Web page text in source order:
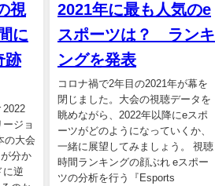
視
に
跡
2022
ジョ
の大会
分か
に逆
2021年に最も人気のe
スポーツは？ ランキ
ングを発表
コロナ禍で2年目の2021年が幕を
閉じました。大会の視聴データを
眺めながら、2022年以降にeスポ
ーツがどのようになっていくか、
一緒に展望してみましょう。 視聴
時間ランキングの顔ぶれ eスポー
ツの分析を行う『Esports